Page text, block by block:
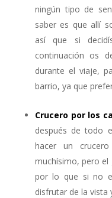
ningún tipo de
saber es que allí
así que si
continuación os
durante el viaje,
barrio, ya que
Crucero por los
después de todo
hacer un
muchísimo, pero el
por lo que si no
disfrutar de la vista